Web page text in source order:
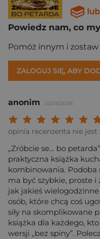
Powiedz nam, co
Pomóż innym i zostaw
ZALOGUJ SIĘ, ABY
anonim 22/06/2026
Twoja
Twoja
Twoja ocena:
Twoja ocena:
Twoja ocena:
opinia recenzenta nie
„Zróbcie se… bo
praktyczna książka
kombinowania. Podoba
ma być szybkie, proste i
jak jakieś
osób, które chcą coś
siły na skomplikowane
książka dla każdego,
wersji „bez spiny”.